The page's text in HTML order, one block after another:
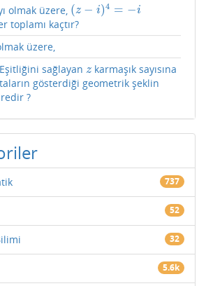
olmak üzere, (z − i)4 = −i
(z− i)4 =−i
toplamı kaçtır?
üzere,
Eşitliğini sağlayan z
z karmaşık sayısına
gösterdiği geometrik şeklin
?
737
52
32
5.6k